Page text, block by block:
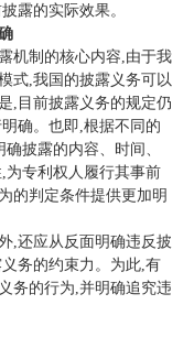
露的实际效果。
机制的核心内容,由于我
式,我国的披露义务可以
,目前披露义务的规定仍
确。也即,根据不同的
披露的内容、时间、
为专利权人履行其事前
的判定条件提供更加明
,还应从反面明确违反披
务的约束力。为此,有
务的行为,并明确追究违